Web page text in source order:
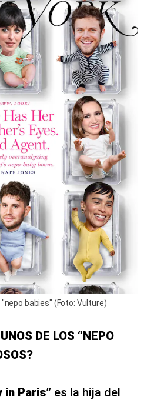
babies" (Foto: Vulture)
DE LOS “NEPO
in Paris” es la hija del